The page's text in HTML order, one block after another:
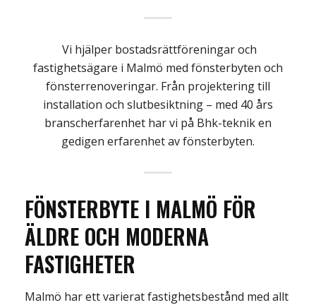
Vi hjälper bostadsrättföreningar och
fastighetsägare i Malmö med fönsterbyten och
fönsterrenoveringar. Från projektering till
installation och slutbesiktning – med 40 års
branscherfarenhet har vi på Bhk-tekniken
gedigen erfarenhet av fönsterbyten.
FÖNSTERBYTE I MALMÖ FÖR
ÄLDRE OCH MODERNA
FASTIGHETER
Malmö har ett varierat fastighetsbestånd med allt